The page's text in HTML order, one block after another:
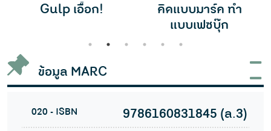
Gulp เอื้อก!
คิดแบบมาร์ค ทำ
แบบเฟซบุ๊ก
1 2 3 4 5 6
ข้อมูล MARC
020 - ISBN 9786160831845 (ล.3)